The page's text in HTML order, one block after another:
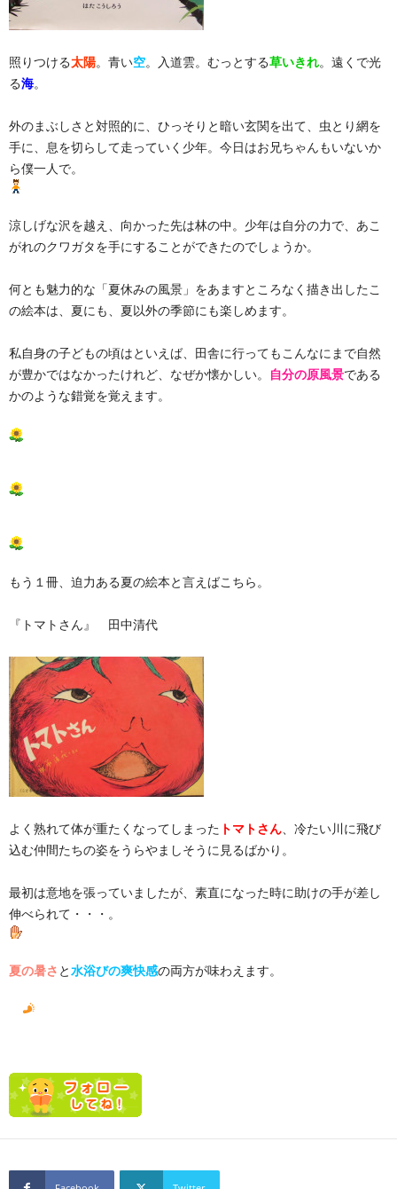
照りつける太陽。青い空。入道雲。むっとする草いきれ。遠くで光
る海。
外のまぶしさと対照的に、ひっそりと暗い玄関を出て、虫とり網を
手に、息を切らして走っていく少年。今日はお兄ちゃんもいないか
ら僕一人で。
涼しげな沢を越え、向かった先は林の中。少年は自分の力で、あこ
がれのクワガタを手にすることができたのでしょうか。
何とも魅力的な「夏休みの風景」をあますところなく描き出したこ
の絵本は、夏にも、夏以外の季節にも楽しめます。
私自身の子どもの頃はといえば、田舎に行ってもこんなにまで自然
が豊かではなかったけれど、なぜか懐かしい。
自分の原風景である
かのような錯覚を覚えます。
もう１冊、迫力ある夏の絵本と言えばこちら。
『トマトさん』 田中清代
よく熟れて体が重たくなってしまった トマトさん 、冷たい川に飛び
込む仲間たちの姿をうらやましそうに見るばかり。
最初は意地を張っていましたが、素直になった時に助けの手が差し
伸べられて・・・。
夏の暑さ と水浴びの爽快感の両方が味わえます。